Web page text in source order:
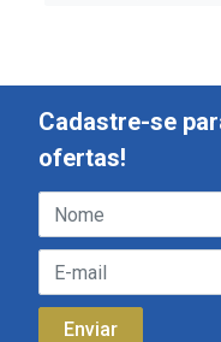
Cadastre-se
ofertas!